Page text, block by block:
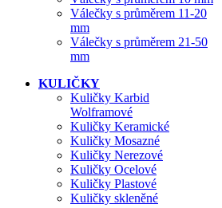
Válečky s průměrem 11-20
mm
Válečky s průměrem 21-50
mm
KULIČKY
Kuličky Karbid
Wolframové
Kuličky Keramické
Kuličky Mosazné
Kuličky Nerezové
Kuličky Ocelové
Kuličky Plastové
Kuličky skleněné